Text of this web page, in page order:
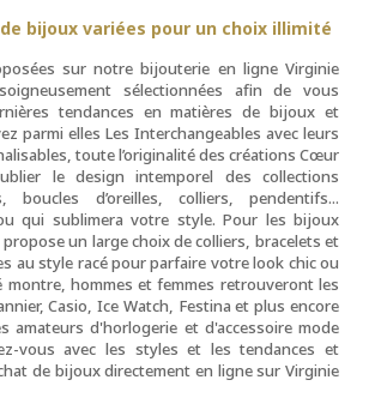
bijoux variées pour un choix illimité
sur notre bijouterie en ligne Virginie
sélectionnées afin de vous
tendances en matières de bijoux et
parmi elles Les Interchangeables avec leurs
toute l’originalité des créations Cœur
le design intemporel des collections
boucles d’oreilles, colliers, pendentifs...
qui sublimera votre style. Pour les bijoux
un large choix de colliers, bracelets et
au style racé pour parfaire votre look chic ou
montre, hommes et femmes retrouveront les
Casio, Ice Watch, Festina et plus encore
amateurs d'horlogerie et d'accessoire mode
vous avec les styles et les tendances et
de bijoux directement en ligne sur Virginie